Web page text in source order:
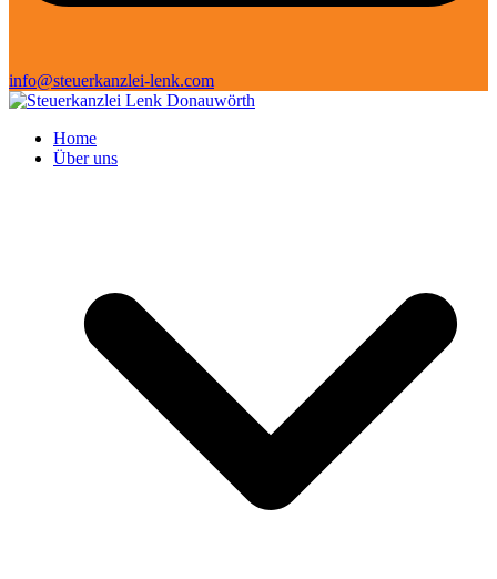
info@steuerkanzlei-lenk.com
Home
Über uns